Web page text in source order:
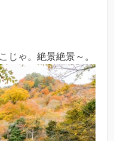
じゃ。絶景絶景～。